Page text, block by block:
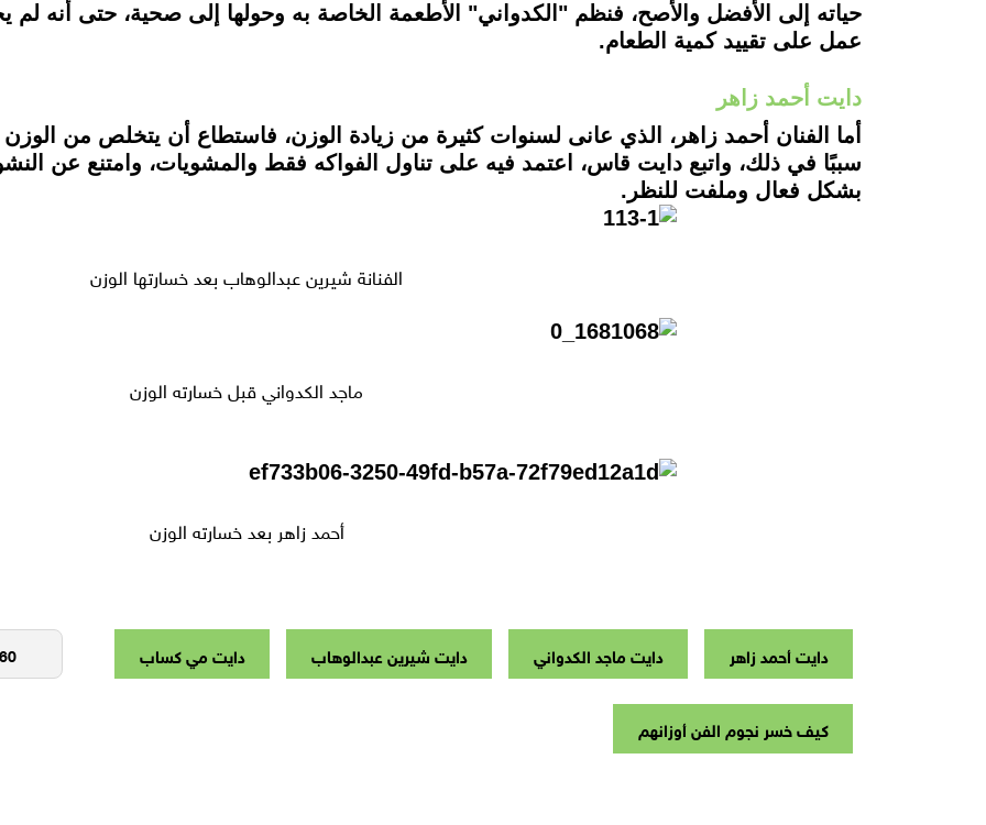
حياته إلى الأفضل والأصح، فنظم "الكدواني" الأطعمة الخاصة به وحولها إلى صحية، حتى أنه لم
عمل على تقييد كمية الطعام.
دايت أحمد زاهر
أما الفنان أحمد زاهر، الذي عانى لسنوات كثيرة من زيادة الوزن، فاستطاع أن يتخلص من الوزن
سببًا في ذلك، واتبع دايت قاس، اعتمد فيه على تناول الفواكه فقط والمشويات، وامتنع عن
بشكل فعال وملفت للنظر.
الفنانة شيرين عبدالوهاب بعد خسارتها الوزن
ماجد الكدواني قبل خسارته الوزن
أحمد زاهر بعد خسارته الوزن
دايت أحمد زاهر دايت ماجد الكدواني دايت شيرين عبدالوهاب دايت مي كساب
كيف خسر نجوم الفن أوزانهم